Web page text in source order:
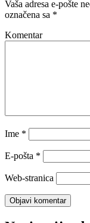
Vaša adresa e-pošte
označena sa *
Komentar
Ime *
E-pošta *
Web-stranica